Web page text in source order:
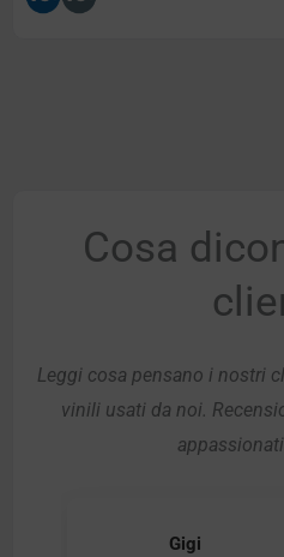
Cosa
Leggi cosa pensano i nostri
vinili usati da noi.
Gigi